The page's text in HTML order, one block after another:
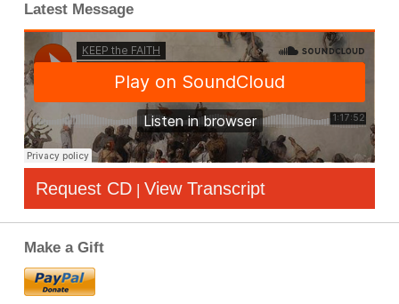
Latest Message
Request CD | View Transcript
Make a Gift